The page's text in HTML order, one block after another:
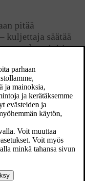
pitää
kuljettaja säätää